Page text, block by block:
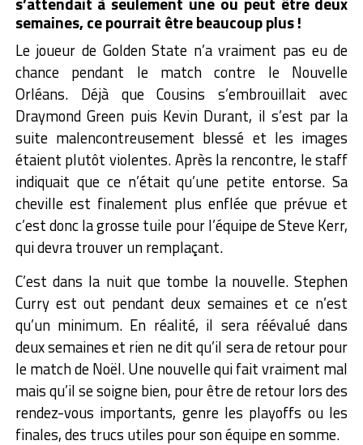
semaines, ce pourrait être beaucoup plus !
Le joueur de Golden State n’a vraiment pas eu de
chance pendant le match contre le Nouvelle
Orléans. Déjà que Cousins s’embrouillait avec
Draymond Green puis Kevin Durant, il s’est par la
suite malencontreusement blessé et les images
étaient plutôt violentes. Après la rencontre, le staff
indiquait que ce n’était qu’une petite entorse. Sa
cheville est finalement plus enflée que prévue et
c’est donc la grosse tuile pour l’équipe de Steve Kerr,
qui devra trouver un remplaçant.
C’est dans la nuit que tombe la nouvelle. Stephen
Curry est out pendant deux semaines et ce n’est
qu’un minimum. En réalité, il sera réévalué dans
deux semaines et rien ne dit qu’il sera de retour pour
le match de Noël. Une nouvelle qui fait vraiment mal
mais qu’il se soigne bien, pour être de retour lors des
rendez-vous importants, genre les playoffs ou les
finales, des trucs utiles pour son équipe en somme.